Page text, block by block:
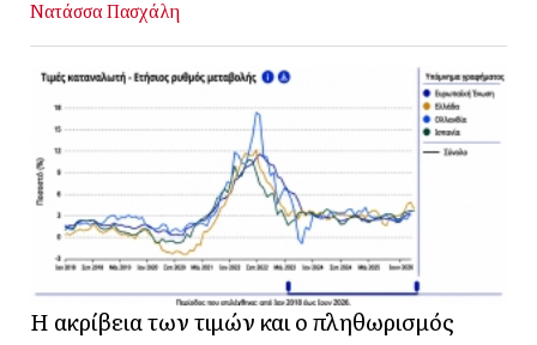
Νατάσσα Πασχάλη
Η ακρίβεια των τιμών και ο πληθωρισμός